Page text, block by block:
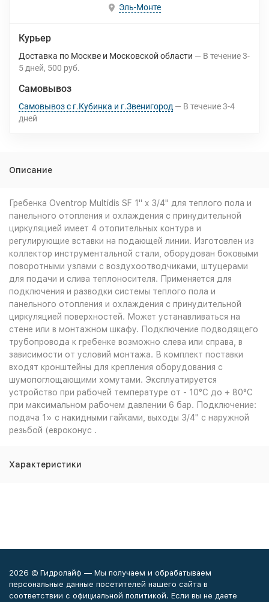
Эль-Монте
Курьер
Доставка по Москве и Московской области В течение3-
5 дней 500 руб.
Самовывоз
Самовывоз с г.Кубинка и г.Звенигород В течение3-4
дней
Описание
Гребенка Oventrop Multidis SF 1" x 3/4" для теплого пола и
панельного отопления и охлаждения с принудительной
циркуляцией имеет 4 отопительных контура и
регулирующие вставки на подающей линии. Изготовлен из
коллектор инструментальной стали, оборудован боковыми
поворотными узлами с воздухоотводчиками, штуцерами
для подачи и слива теплоносителя. Применяется для
подключения и разводки системы теплого пола и
панельного отопления и охлаждения с принудительной
циркуляцией поверхностей. Может устанавливаться на
стене или в монтажном шкафу. Подключение подводящего
трубопровода к гребенке возможно слева или справа, в
зависимости от условий монтажа. В комплект поставки
входят кронштейны для крепления оборудования с
шумопоглощающими хомутами. Эксплуатируется
устройство при рабочей температуре от - 10°С до + 80°С
при максимальном рабочем давлении 6 бар. Подключение:
подача 1» с накидными гайками, выходы 3/4" с наружной
резьбой (евроконус .
Характеристики
2026 © Гидролайф — Мы получаем и обрабатываем
персональные данные посетителей нашего сайта в
соответствии с официальной политикой. Если вы не даете